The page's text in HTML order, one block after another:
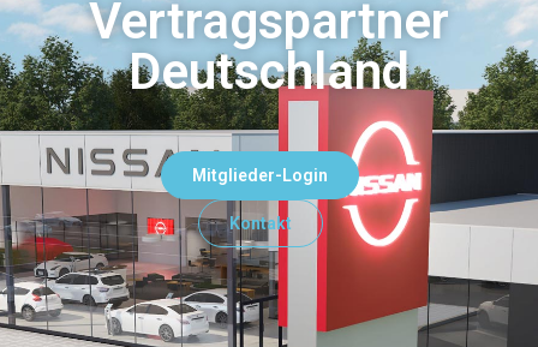
Vertragspartner
Deutschland
Mitglieder-Login
Kontakt